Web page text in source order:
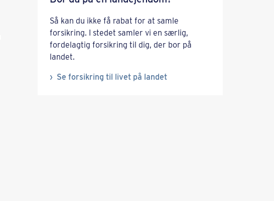
Så kan du ikke få rabat for at samle
forsikring. I stedet samler vi en særlig,
fordelagtig forsikring til dig, der bor på
landet.
Se forsikring til livet på landet